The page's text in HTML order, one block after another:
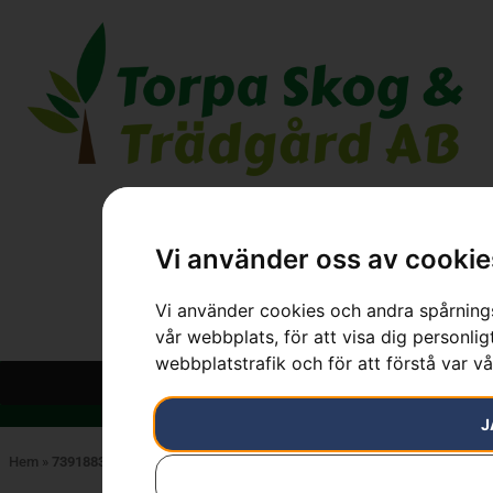
Vi använder oss av
Vi använder cookies och andra
vår webbplats, för att visa dig
webbplatstrafik och för att förstå var
Hem » 7391883760383